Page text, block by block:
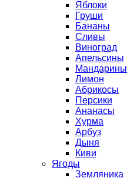
Яблоки
Груши
Бананы
Сливы
Виноград
Апельсины
Мандарины
Лимон
Абрикосы
Персики
Ананасы
Хурма
Арбуз
Дыня
Киви
Ягоды
Земляника